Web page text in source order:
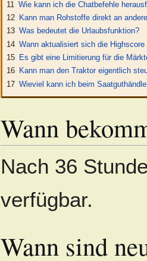
11 Wie kann ich die Chatbefehle
12 Kann man Rohstoffe direkt an
13 Was bedeutet die Urlaubsfunktion?
14 Wann aktualisiert sich die Highscore
15 Es gibt eine Limitierung für die
16 Kann man den Traktor eigentlich
17 Wieviel kann ich beim
Wann
Nach 36
verfügbar.
Wann sind